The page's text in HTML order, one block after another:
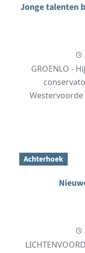
Jonge talenten
GROENLO -
Westervoorde
Achterhoek